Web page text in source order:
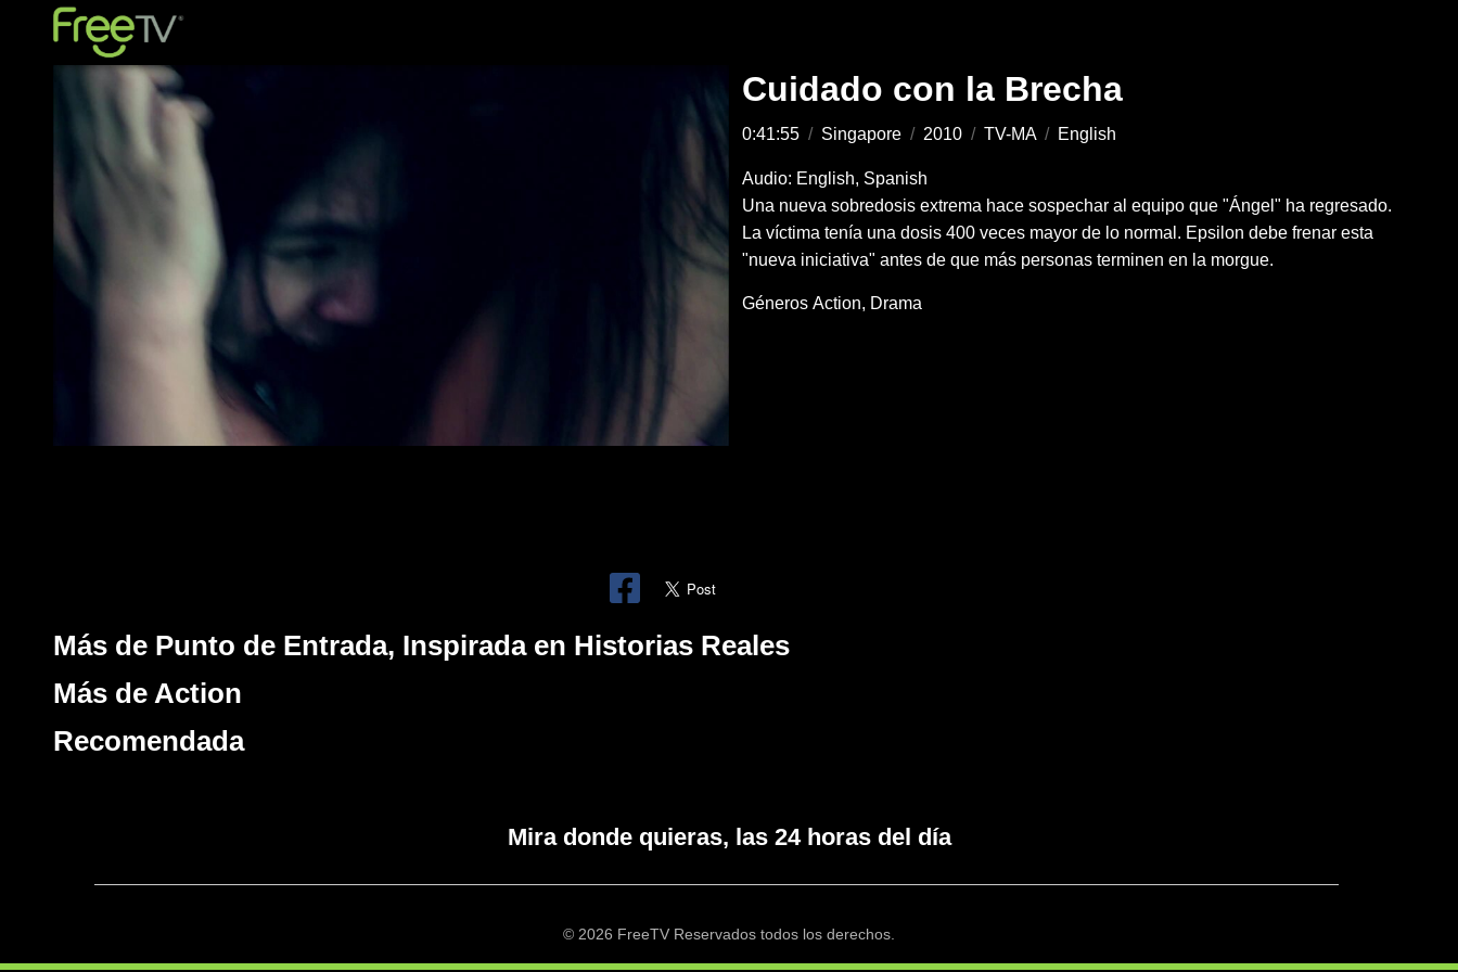
Cuidado con la Brecha
0:41:55 / Singapore / 2010 / TV-MA / English
Audio: English, Spanish
Una nueva sobredosis extrema hace sospechar al equipo que "Ángel" ha regresado.
La víctima tenía una dosis 400 veces mayor de lo normal. Epsilon debe frenar esta
"nueva iniciativa" antes de que más personas terminen en la morgue.
Géneros Action Drama
Más de Punto de Entrada, Inspirada en Historias Reales
Más de Action
Recomendada
Mira donde quieras, las 24 horas del día
© 2026 FreeTV Reservados todos los derechos.